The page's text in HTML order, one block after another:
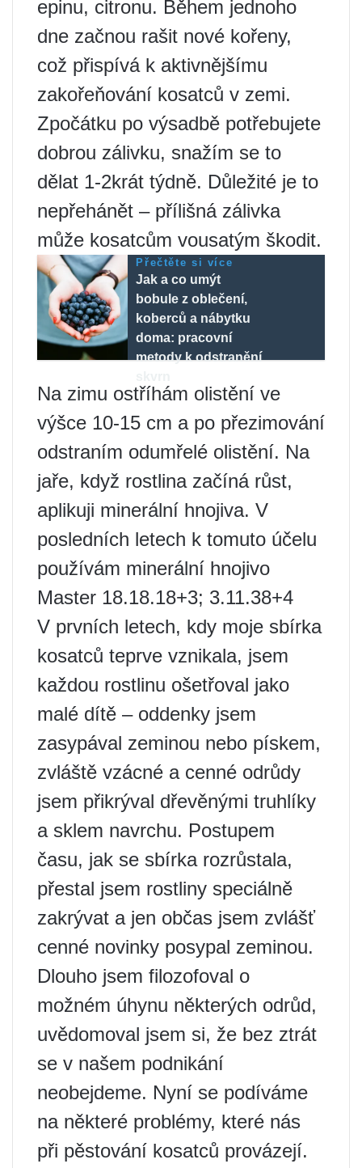
epinu, citronu. Během jednoho
dne začnou rašit nové kořeny,
což přispívá k aktivnějšímu
zakořeňování kosatců v zemi.
Zpočátku po výsadbě potřebujete
dobrou zálivku, snažím se to
dělat 1-2krát týdně. Důležité je to
nepřehánět – přílišná zálivka
může kosatcům vousatým škodit.
Přečtěte si více
Jak a co umýt
bobule z oblečení,
koberců a nábytku
doma: pracovní
metody k odstranění
Na zimu ostříhám olistění ve
výšce 10-15 cm a po přezimování
odstraním odumřelé olistění. Na
jaře, když rostlina začíná růst,
aplikuji minerální hnojiva. V
posledních letech k tomuto účelu
používám minerální hnojivo
Master 18.18.18+3; 3.11.38+4
V prvních letech, kdy moje sbírka
kosatců teprve vznikala, jsem
každou rostlinu ošetřoval jako
malé dítě – oddenky jsem
zasypával zeminou nebo pískem,
zvláště vzácné a cenné odrůdy
jsem přikrýval dřevěnými truhlíky
a sklem navrchu. Postupem
času, jak se sbírka rozrůstala,
přestal jsem rostliny speciálně
zakrývat a jen občas jsem zvlášť
cenné novinky posypal zeminou.
Dlouho jsem filozofoval o
možném úhynu některých odrůd,
uvědomoval jsem si, že bez ztrát
se v našem podnikání
neobejdeme. Nyní se podíváme
na některé problémy, které nás
při pěstování kosatců provázejí.